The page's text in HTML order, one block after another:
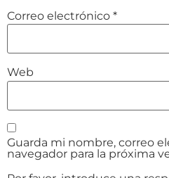
Correo electrónico *
Web
Guarda mi nombre, correo
navegador para la próxima